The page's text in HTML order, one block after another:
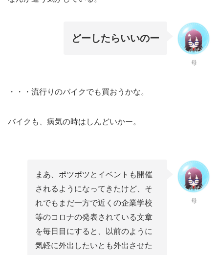
どーしたらいいのー
母
・・・流行りのバイクでも買おうかな。
バイクも、病気の時はしんどいかー。
まあ、ポツポツとイベントも開催
されるようになってきたけど、そ
れでもまだ一方で近くの企業学校
等のコロナの発表されている文章
を毎日目にすると、以前のように
気軽に外出したいとも外出させた
母